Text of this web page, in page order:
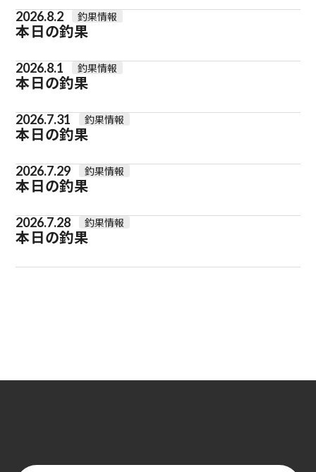
2026.8.2 釣果情報
本日の釣果
2026.8.1 釣果情報
本日の釣果
2026.7.31 釣果情報
本日の釣果
2026.7.29 釣果情報
本日の釣果
2026.7.28 釣果情報
本日の釣果